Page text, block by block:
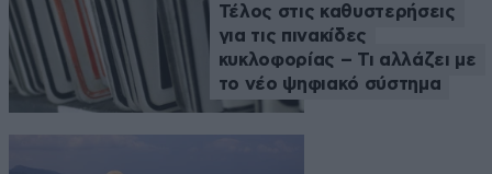
Τέλος στις καθυστερήσεις
για τις πινακίδες
κυκλοφορίας – Τι αλλάζει με
το νέο ψηφιακό σύστημα